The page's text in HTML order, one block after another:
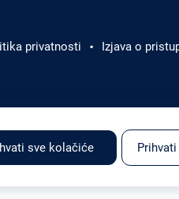
privatnosti Izjava o
Zagreb Tel:+385 1 4591 888
sve kolačiće